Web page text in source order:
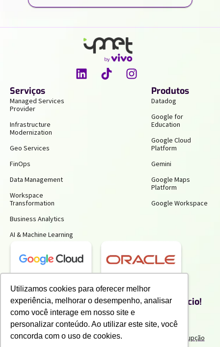
Utilizamos cookies para oferecer melhor
experiência, melhorar o desempenho, analisar
como você interage em nosso site e
personalizar conteúdo. Ao utilizar este site, você
concorda com o uso de cookies.
Serviços
Managed Services
Provider
Infrastructure
Modernization
Geo Services
FinOps
Data Management
Workspace
Transformation
Business Analytics
AI & Machine Learning
Produtos
Datadog
Google for
Education
Google Cloud
Platform
Gemini
Google Maps
Platform
Google Workspace
Receba insights gratuitos e gere mais
produtividade e economia para o seu negócio!
Inscreva-se para receber nossos conteúdos exclusivos.
Termos de uso e Politicas de Privacidade Politicas Anticorrupção